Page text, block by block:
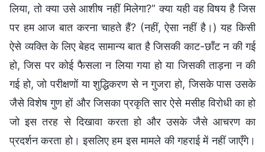
लिया, तो क्या उसे आशीष नहीं मिलेगा?” क्या यही वह विषय है जिस
पर हम आज बात करना चाहते हैं? (नहीं, ऐसा नहीं है।) यह किसी
ऐसे व्यक्ति के लिए बेहद सामान्य बात है जिसकी काट-छाँट न की गई
हो, जिस पर कोई फैसला न लिया गया हो या जिसकी ताड़ना न की
गई हो, जो परीक्षणों या शुद्धिकरण से न गुजरा हो, जिसके पास उसके
जैसे विशेष गुण हों और जिसका प्रकृति सार ऐसे मसीह विरोधी का हो
जो इस तरह से दिखावा करता हो और उसके जैसे आचरण का
प्रदर्शन करता हो। इसलिए हम इस मामले की गहराई में नहीं जाएँगे।